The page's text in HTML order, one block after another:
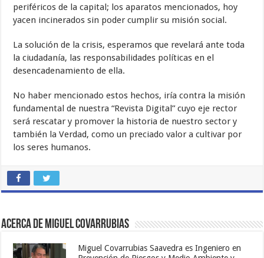
periféricos de la capital; los aparatos mencionados, hoy
yacen incinerados sin poder cumplir su misión social.
La solución de la crisis, esperamos que revelará ante toda
la ciudadanía, las responsabilidades políticas en el
desencadenamiento de ella.
No haber mencionado estos hechos, iría contra la misión
fundamental de nuestra “Revista Digital” cuyo eje rector
será rescatar y promover la historia de nuestro sector y
también la Verdad, como un preciado valor a cultivar por
los seres humanos.
Acerca de Miguel Covarrubias
Miguel Covarrubias Saavedra es Ingeniero en